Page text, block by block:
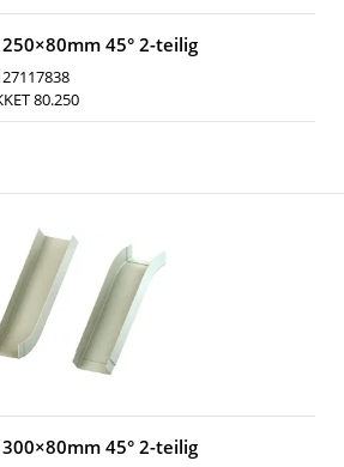
250×80mm 45° 2-teilig
80.250
300×80mm 45° 2-teilig